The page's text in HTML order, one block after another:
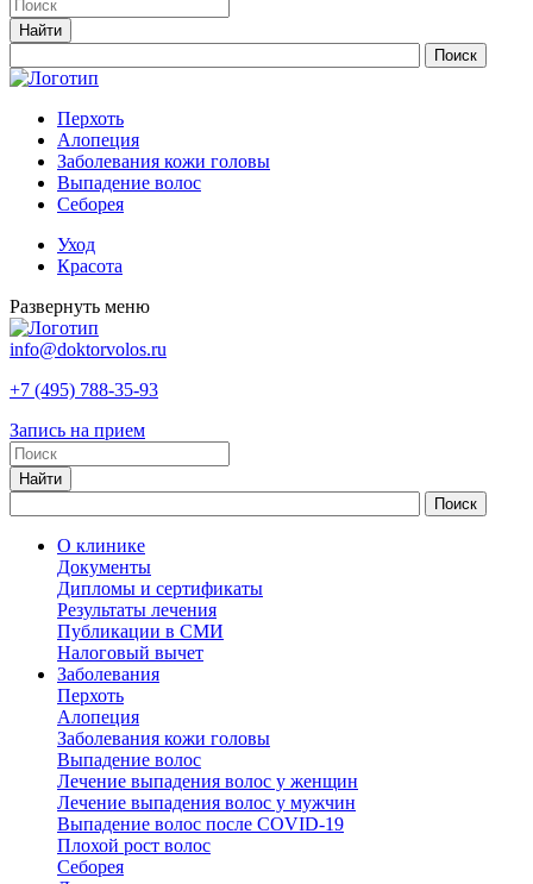
Перхоть
Алопеция
Заболевания кожи головы
Выпадение волос
Cеборея
Уход
Красота
Развернуть меню
info@doktorvolos.ru
+7 (495) 788-35-93
Запись на прием
О клинике
Документы
Дипломы и сертификаты
Результаты лечения
Публикации в СМИ
Налоговый вычет
Заболевания
Перхоть
Алопеция
Заболевания кожи головы
Выпадение волос
Лечение выпадения волос у женщин
Лечение выпадения волос у мужчин
Выпадение волос после COVID-19
Плохой рост волос
Cеборея